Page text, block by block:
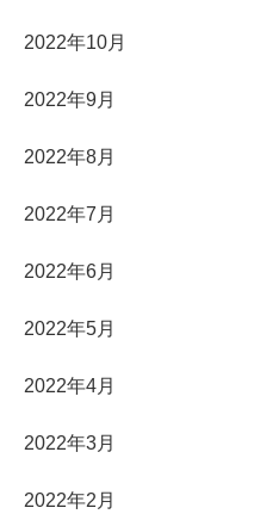
2022年10月
2022年9月
2022年8月
2022年7月
2022年6月
2022年5月
2022年4月
2022年3月
2022年2月